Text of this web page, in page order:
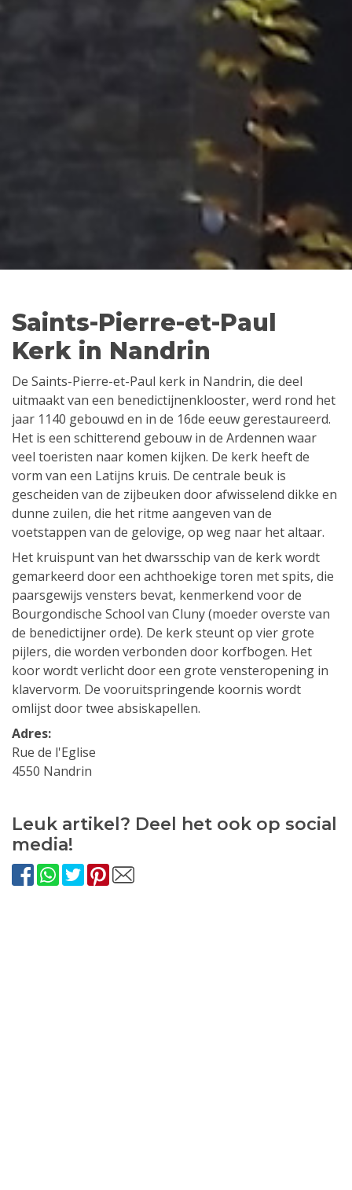
Saints-Pierre-et-Paul
Kerk in Nandrin
De Saints-Pierre-et-Paul kerk in Nandrin, die deel
uitmaakt van een benedictijnenklooster, werd rond het
jaar 1140 gebouwd en in de 16de eeuw gerestaureerd.
Het is een schitterend gebouw in de Ardennen waar
veel toeristen naar komen kijken. De kerk heeft de
vorm van een Latijns kruis. De centrale beuk is
gescheiden van de zijbeuken door afwisselend dikke en
dunne zuilen, die het ritme aangeven van de
voetstappen van de gelovige, op weg naar het altaar.
Het kruispunt van het dwarsschip van de kerk wordt
gemarkeerd door een achthoekige toren met spits, die
paarsgewijs vensters bevat, kenmerkend voor de
Bourgondische School van Cluny (moeder overste van
de benedictijner orde). De kerk steunt op vier grote
pijlers, die worden verbonden door korfbogen. Het
koor wordt verlicht door een grote vensteropening in
klavervorm. De vooruitspringende koornis wordt
omlijst door twee absiskapellen.
Adres:
Rue de l'Eglise
4550 Nandrin
Leuk artikel? Deel het ook op social
media!